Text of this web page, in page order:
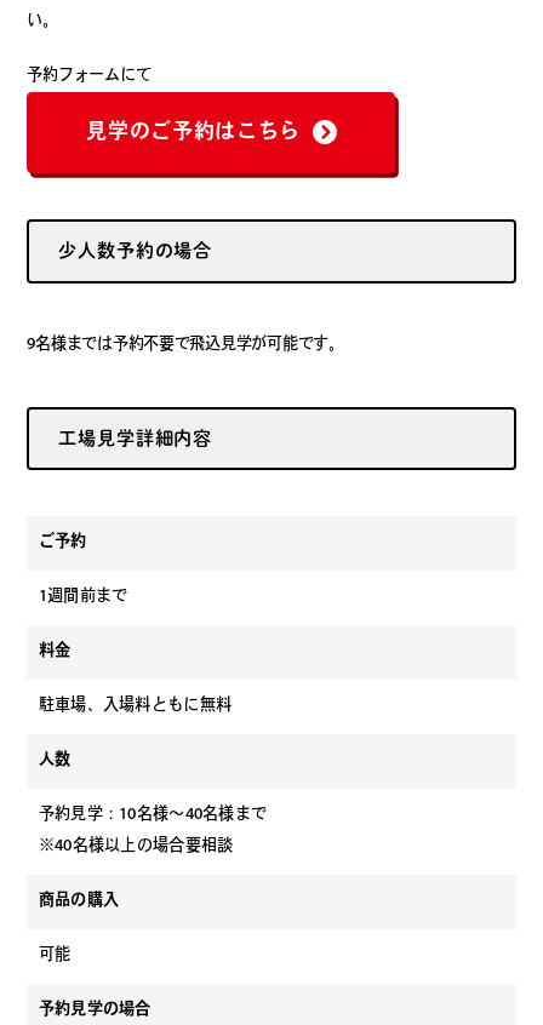
い。
予約フォームにて
見学のご予約はこちら
少人数予約の場合
9名様までは予約不要で飛込見学が可能です。
工場見学詳細内容
ご予約
1週間前まで
料金
駐車場、入場料ともに無料
人数
予約見学：10名様～40名様まで
※40名様以上の場合要相談
商品の購入
可能
予約見学の場合